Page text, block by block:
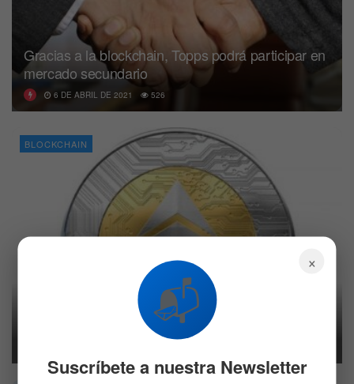
Gracias a la blockchain, Topps podrá participar en
mercado secundario
6 DE ABRIL DE 2021 526
BLOCKCHAIN
La fusión entre ETH1 y ETH2 trae un 99,98%
menos consumo enérgico
×
📬
Suscríbete a nuestra Newsletter